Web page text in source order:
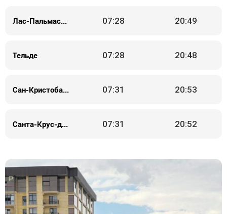
Лас-Пальмас-де-Гран-Канария 07:28 20:49
Тельде 07:28 20:48
Сан-Кристобаль-де-ла-Лагуна 07:31 20:53
Санта-Крус-де-Тенерифе 07:31 20:52